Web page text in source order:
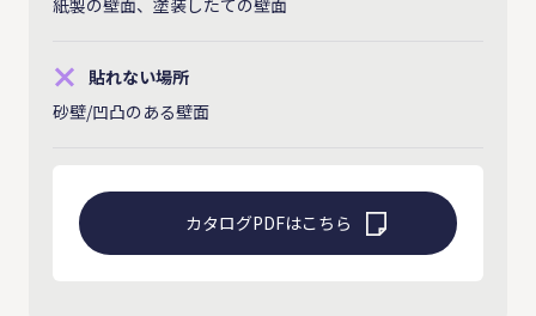
紙製の壁面、塗装したての壁面
貼れない場所
砂壁/凹凸のある壁面
カタログPDFはこちら